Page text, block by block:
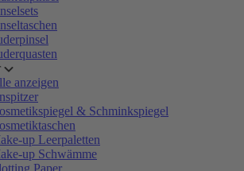
anzeigen
& Schminkspiegel
up Leerpaletten
up Schwämme
Paper